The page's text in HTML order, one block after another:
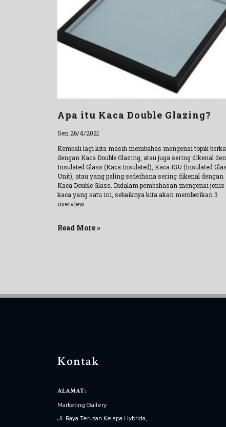
Apa itu Kaca Double Glazing?
Sen 26/4/2021
Kembali lagi kita masih membahas mengenai topik
dengan Kaca Double Glazing, atau juga sering dikenal
Insulated Glass (Kaca Insulated), Kaca IGU (Insulated
Unit), atau yang paling sederhana sering dikenal dengan
Kaca Double Glass. Didalam pembahasan mengenai jenis
kaca yang satu ini, sebaiknya kita akan memberikan 3
overview
Read More »
Kontak
ALAMAT:
Marketing Gallery
Jl. Raya Terusan Kelapa Hybrida,